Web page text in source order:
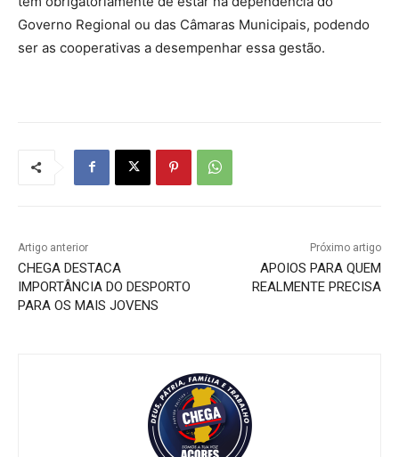
Governo Regional ou das Câmaras Municipais, podendo
ser as cooperativas a desempenhar essa gestão.
Artigo anterior
CHEGA DESTACA
IMPORTÂNCIA DO DESPORTO
PARA OS MAIS JOVENS
Próximo artigo
APOIOS PARA QUEM
REALMENTE PRECISA